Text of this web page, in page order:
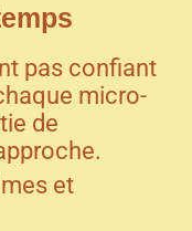
pas confiant
micro-
de
et